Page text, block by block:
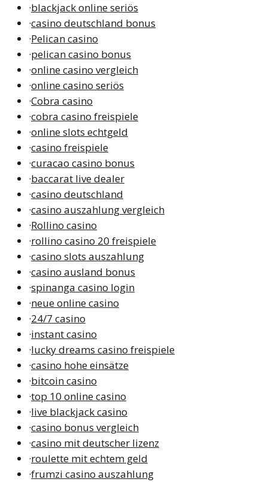
·blackjack online seriös
·casino deutschland bonus
·Pelican casino
·pelican casino bonus
·online casino vergleich
·online casino seriös
·Cobra casino
·cobra casino freispiele
·online slots echtgeld
·casino freispiele
·curacao casino bonus
·baccarat live dealer
·casino deutschland
·casino auszahlung vergleich
·Rollino casino
·rollino casino 20 freispiele
·casino slots auszahlung
·casino ausland bonus
·spinanga casino login
·neue online casino
·24/7 casino
·instant casino
·lucky dreams casino freispiele
·casino hohe einsätze
·bitcoin casino
·top 10 online casino
·live blackjack casino
·casino bonus vergleich
·casino mit deutscher lizenz
·roulette mit echtem geld
·frumzi casino auszahlung